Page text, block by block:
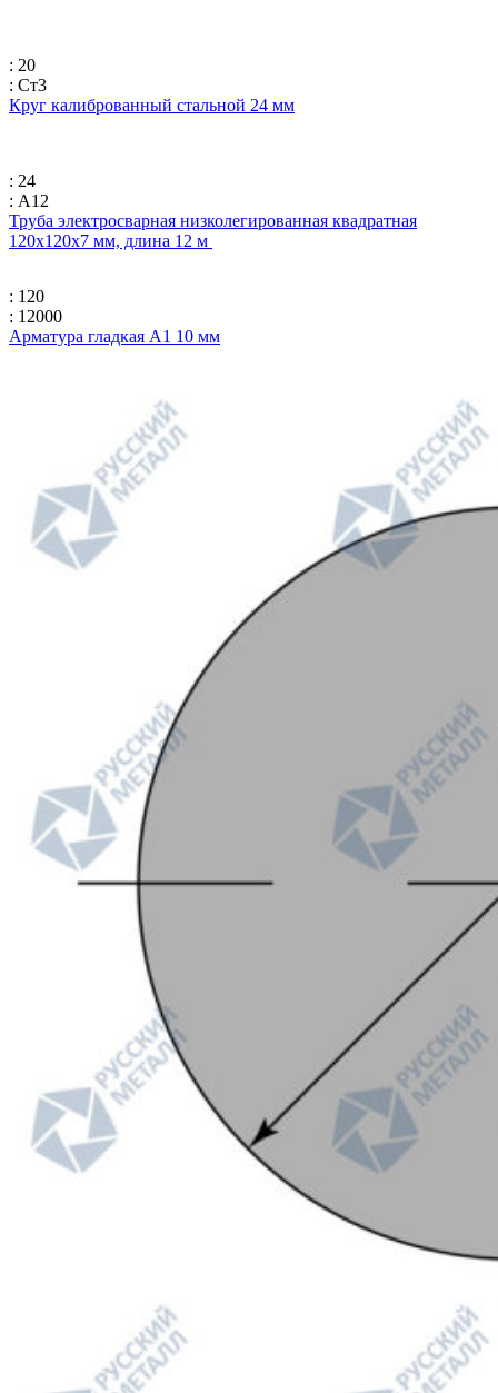
: 20
: Ст3
Круг калиброванный стальной 24 мм
: 24
: А12
Труба электросварная низколегированная квадратная
120х120х7 мм, длина 12 м
: 120
: 12000
Арматура гладкая А1 10 мм